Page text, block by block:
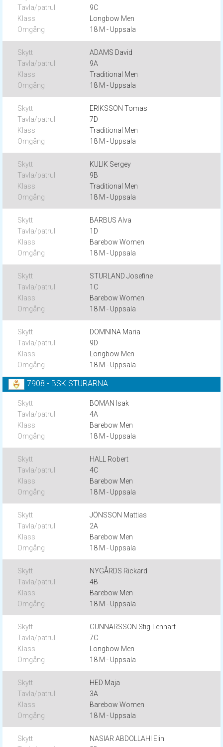
9C
Longbow Men
18 M - Uppsala
ADAMS David
9A
Traditional Men
18 M - Uppsala
ERIKSSON Tomas
7D
Traditional Men
18 M - Uppsala
KULIK Sergey
9B
Traditional Men
18 M - Uppsala
BARBUS Alva
1D
Barebow Women
18 M - Uppsala
STURLAND Josefine
1C
Barebow Women
18 M - Uppsala
DOMNINA Maria
9D
Longbow Men
18 M - Uppsala
7908 - BSK STURARNA
BOMAN Isak
4A
Barebow Men
18 M - Uppsala
HALL Robert
4C
Barebow Men
18 M - Uppsala
JÖNSSON Mattias
2A
Barebow Men
18 M - Uppsala
NYGÅRDS Rickard
4B
Barebow Men
18 M - Uppsala
GUNNARSSON Stig-Lennart
7C
Longbow Men
18 M - Uppsala
HED Maja
3A
Barebow Women
18 M - Uppsala
NASIAR ABDOLLAHI Elin